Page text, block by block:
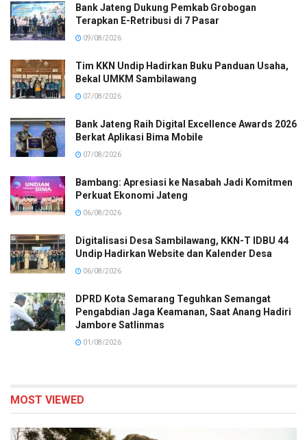
Bank Jateng Dukung Pemkab Grobogan
Terapkan E-Retribusi di 7 Pasar
09/08/2026
Tim KKN Undip Hadirkan Buku Panduan Usaha,
Bekal UMKM Sambilawang
07/08/2026
Bank Jateng Raih Digital Excellence Awards 2026
Berkat Aplikasi Bima Mobile
07/08/2026
Bambang: Apresiasi ke Nasabah Jadi Komitmen
Perkuat Ekonomi Jateng
06/08/2026
Digitalisasi Desa Sambilawang, KKN-T IDBU 44
Undip Hadirkan Website dan Kalender Desa
06/08/2026
DPRD Kota Semarang Teguhkan Semangat
Pengabdian Jaga Keamanan, Saat Anang Hadiri
Jambore Satlinmas
01/08/2026
MOST VIEWED